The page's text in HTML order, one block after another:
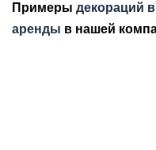
Примеры декораций
аренды в нашей